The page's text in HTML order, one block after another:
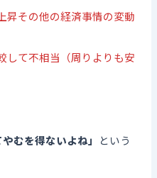
昇その他の経済事情の変動
して不相当（周りよりも安
むを得ないよね」
という